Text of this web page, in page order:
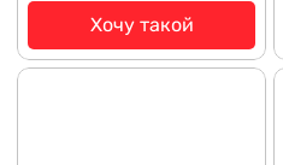
Хочу такой